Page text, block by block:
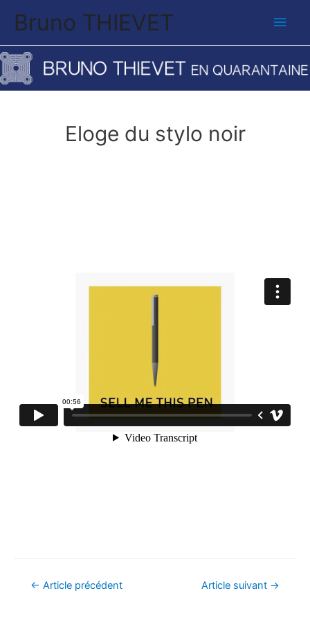
Bruno THIEVET
Eloge du stylo noir
Navigation
← Article précédent Article suivant →